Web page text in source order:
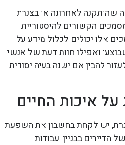
שהותקנה לאחרונה או בצנרת
הקשורים להיסטוריית
אלו יכולים לכלול מידע על
ואפילו חוות דעת של אנשי
להבין אם ישנה בעיה יסודית
איכות החיים
יש לקחת בחשבון את השפעת
הדיירים בבניין. עבודות